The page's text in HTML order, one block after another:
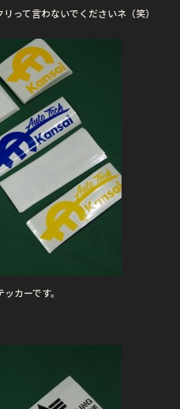
って言わないでくださいネ（笑）
カーです。